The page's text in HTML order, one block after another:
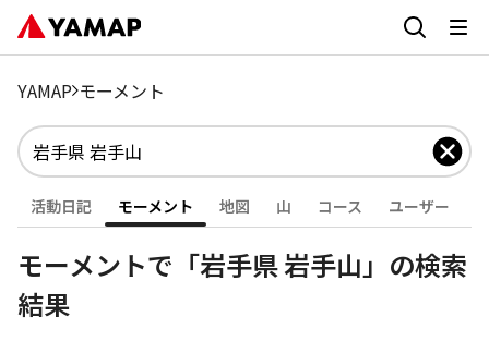
YAMAP モーメント
活動日記 モーメント 地図 山 コース ユーザー
モーメントで「岩手県 岩手山」の検索
結果